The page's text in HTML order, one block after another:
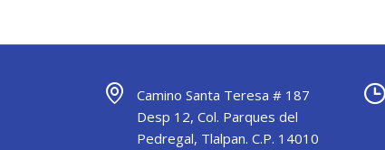
Camino Santa Teresa # 187
Desp 12, Col. Parques del
Pedregal, Tlalpan. C.P. 14010